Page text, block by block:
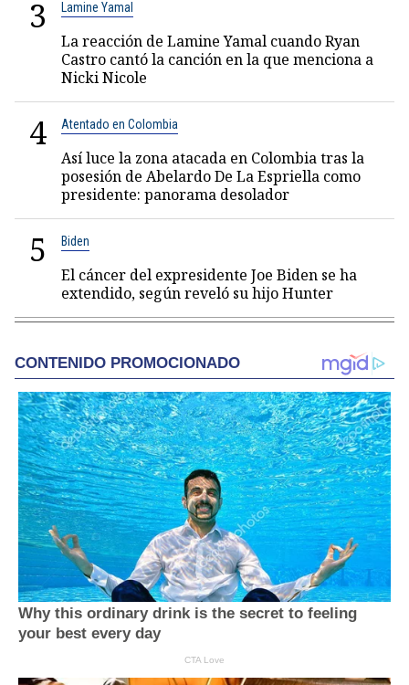
3 Lamine Yamal
La reacción de Lamine Yamal cuando Ryan
Castro cantó la canción en la que menciona a
Nicki Nicole
4 Atentado en Colombia
Así luce la zona atacada en Colombia tras la
posesión de Abelardo De La Espriella como
presidente: panorama desolador
5 Biden
El cáncer del expresidente Joe Biden se ha
extendido, según reveló su hijo Hunter